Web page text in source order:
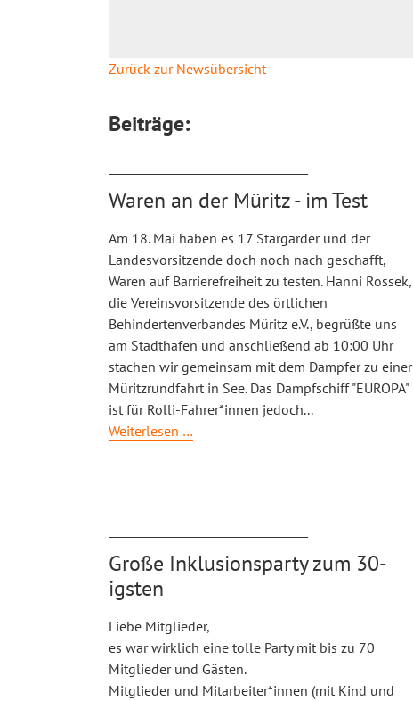
Zurück zur Newsübersicht
Beiträge:
Waren an der Müritz - im Test
Am 18. Mai haben es 17 Stargarder und der
Landesvorsitzende doch noch nach geschafft,
Waren auf Barrierefreiheit zu testen. Hanni Rossek,
die Vereinsvorsitzende des örtlichen
Behindertenverbandes Müritz e.V., begrüßte uns
am Stadthafen und anschließend ab 10:00 Uhr
stachen wir gemeinsam mit dem Dampfer zu einer
Müritzrundfahrt in See. Das Dampfschiff "EUROPA"
ist für Rolli-Fahrer*innen jedoch...
Weiterlesen …
im
Test
Große Inklusionsparty zum 30-
igsten
Liebe Mitglieder,
es war wirklich eine tolle Party mit bis zu 70
Mitglieder und Gästen.
Mitglieder und Mitarbeiter*innen (mit Kind und